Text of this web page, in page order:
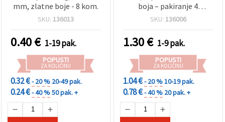
mm, zlatne boje - 8 kom.
SKU: 136013
0.40€ 1-19 pak.
POPUSTI
ZA KOLIČINU
0.32 €- 20 % 20-49 pak.
0.24 €- 40 %50 pak. +
boja – pakiranje 4
komada, za hobi i ručni
SKU: 136006
1.30€ 1-9 pak.
POPUSTI
ZA KOLIČINU
1.04 €- 20 %10-19 pak.
0.78 €- 40 % 20 pak. +